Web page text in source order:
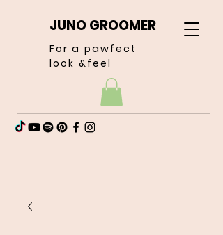
JUNO GROOMER
For a pawfect
look &feel